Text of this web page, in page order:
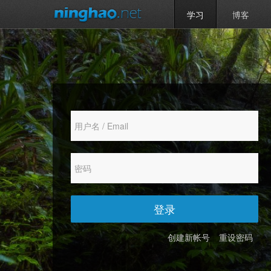
学习 博客
创建新帐号 重设密码
登录